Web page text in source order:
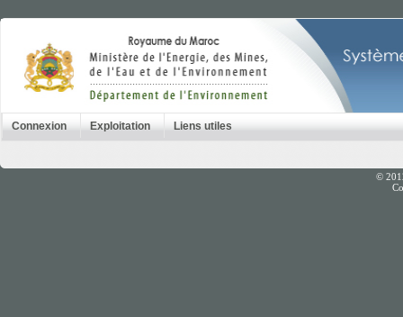
Connexion Exploitation Liens utiles
©